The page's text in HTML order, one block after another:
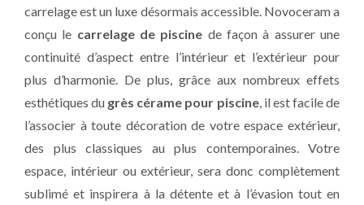
carrelage est un luxe désormais accessible. Novoceram a
conçu le carrelage de piscine de façon à assurer une
continuité d’aspect entre l’intérieur et l’extérieur pour
plus d’harmonie. De plus, grâce aux nombreux effets
esthétiques du grès cérame pour piscine, il est facile de
l’associer à toute décoration de votre espace extérieur,
des plus classiques au plus contemporaines. Votre
espace, intérieur ou extérieur, sera donc complètement
sublimé et inspirera à la détente et à l’évasion tout en